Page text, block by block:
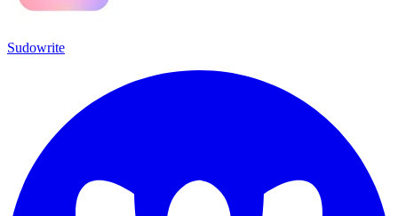
Sudowrite